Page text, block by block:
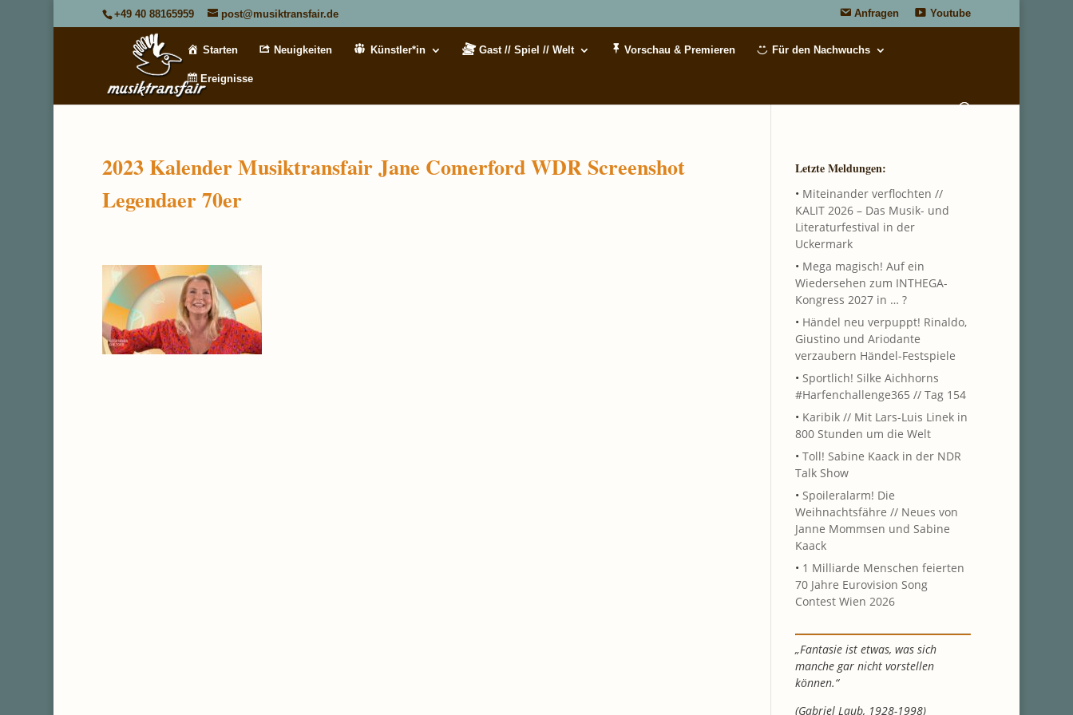
+49 40 88165959 post@musiktransfair.de Anfragen Youtube
Starten Neuigkeiten Künstler*in Gast // Spiel // Welt Vorschau & Premieren Für den Nachwuchs
Ereignisse
2023 Kalender Musiktransfair Jane Comerford WDR Screenshot
Legendaer 70er
Letzte Meldungen:
• Miteinander verflochten //
KALIT 2026 – Das Musik- und
Literaturfestival in der
Uckermark
• Mega magisch! Auf ein
Wiedersehen zum INTHEGA-
Kongress 2027 in … ?
• Händel neu verpuppt! Rinaldo,
Giustino und Ariodante
verzaubern Händel-Festspiele
• Sportlich! Silke Aichhorns
#Harfenchallenge365 // Tag 154
• Karibik // Mit Lars-Luis Linek in
800 Stunden um die Welt
• Toll! Sabine Kaack in der NDR
Talk Show
• Spoileralarm! Die
Weihnachtsfähre // Neues von
Janne Mommsen und Sabine
Kaack
• 1 Milliarde Menschen feierten
70 Jahre Eurovision Song
Contest Wien 2026
„Fantasie ist etwas, was sich
manche gar nicht vorstellen
können.“
(Gabriel Laub, 1928-1998)